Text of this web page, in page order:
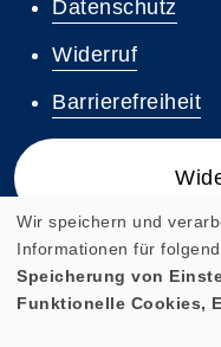
Datenschutz
Widerruf
Barrierefreiheit
Cookie
Wir speichern und
Informationen für
Speicherung von
Funktionelle Cookies,